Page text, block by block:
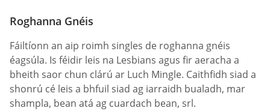
Roghanna Gnéis
Fáiltíonn an aip roimh singles de roghanna gnéis
éagsúla. Is féidir leis na Lesbians agus fir aeracha a
bheith saor chun clárú ar Luch Mingle. Caithfidh siad a
shonrú cé leis a bhfuil siad ag iarraidh bualadh, mar
shampla, bean atá ag cuardach bean, srl.